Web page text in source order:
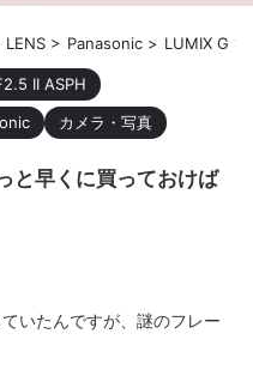
Kiss X4 EOS R10
LENS > Panasonic > LUMIX G
II ASPH
カメラ・写真
と早くに買っておけば
いたんですが、謎のフレー